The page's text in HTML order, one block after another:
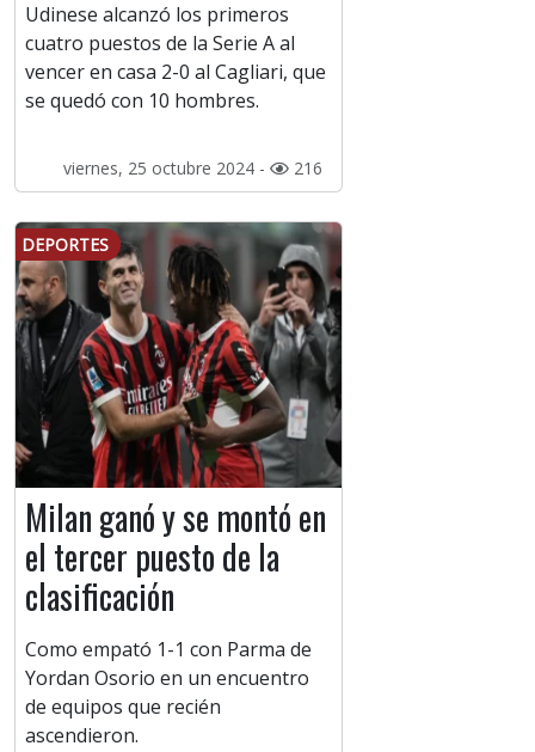
Udinese alcanzó los primeros
cuatro puestos de la Serie A al
vencer en casa 2-0 al Cagliari, que
se quedó con 10 hombres.
viernes, 25 octubre 2024 - 216
DEPORTES
Milan ganó y se montó en
el tercer puesto de la
clasificación
Como empató 1-1 con Parma de
Yordan Osorio en un encuentro
de equipos que recién
ascendieron.